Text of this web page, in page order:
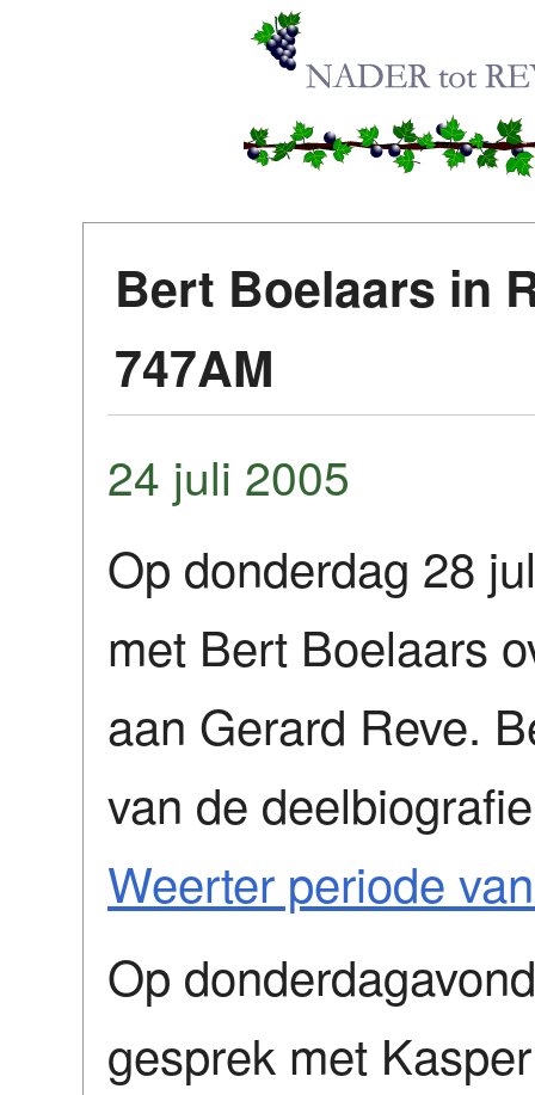
Bert Boelaars in
747AM
24 juli 2005
Op donderdag 28
met Bert Boelaars
aan Gerard Reve.
van de
Weerter periode
Op
gesprek met